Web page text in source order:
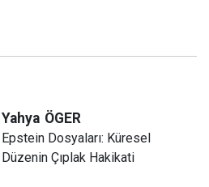
Yahya ÖGER
Epstein Dosyaları: Küresel
Düzenin Çıplak Hakikati